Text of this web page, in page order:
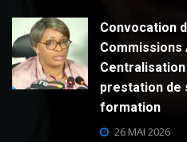
Convocation
Centralisation
prestation de
formation
26 MAI 2026